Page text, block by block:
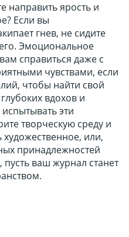
направить ярость и
Если вы
гнев, не сидите
Эмоциональное
справиться даже с
чувствами, если
чтобы найти свой
вдохов и
эти
творческую среду и
художественное, или,
принадлежностей
ваш журнал станет